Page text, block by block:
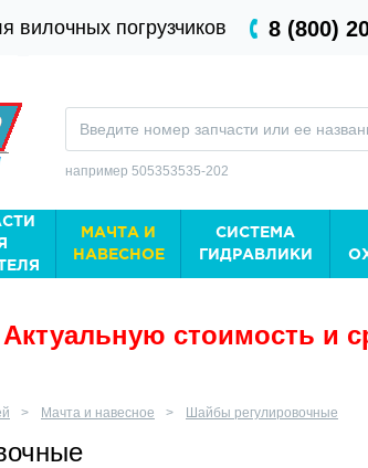
вилочных погрузчиков 8 (800)
например 505353535-202
МАЧТА И
НАВЕСНОЕ
СИСТЕМА
ГИДРАВЛИКИ
Актуальную стоимость и
Мачта и навесное Шайбы регулировочные